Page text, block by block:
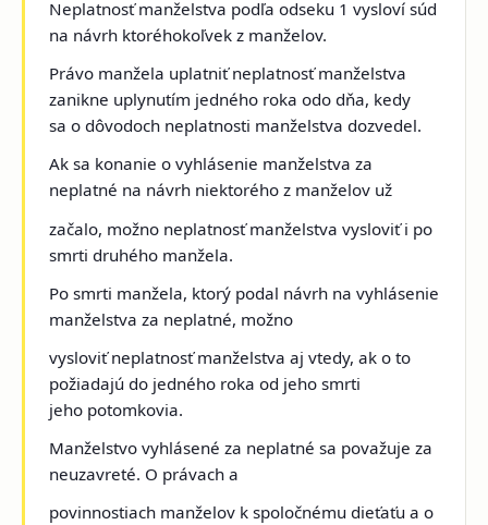
Neplatnosť manželstva podľa odseku 1 vysloví súd
na návrh ktoréhokoľvek z manželov.
Právo manžela uplatniť neplatnosť manželstva
zanikne uplynutím jedného roka odo dňa, kedy
sa o dôvodoch neplatnosti manželstva dozvedel.
Ak sa konanie o vyhlásenie manželstva za
neplatné na návrh niektorého z manželov už
začalo, možno neplatnosť manželstva vysloviť i po
smrti druhého manžela.
Po smrti manžela, ktorý podal návrh na vyhlásenie
manželstva za neplatné, možno
vysloviť neplatnosť manželstva aj vtedy, ak o to
požiadajú do jedného roka od jeho smrti
jeho potomkovia.
Manželstvo vyhlásené za neplatné sa považuje za
neuzavreté. O právach a
povinnostiach manželov k spoločnému dieťaťu a o